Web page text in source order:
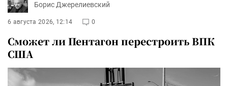
Борис Джерелиевский
6 августа 2026, 12:14 0
Сможет ли Пентагон перестроить ВПК
США